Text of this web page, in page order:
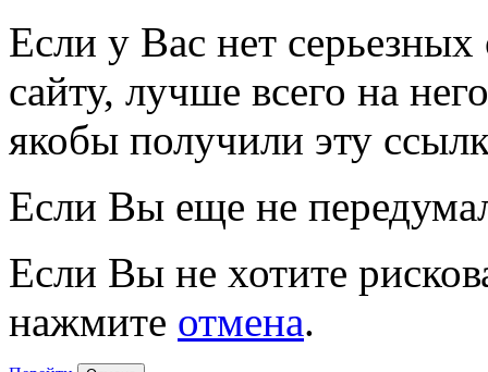
Если у Вас нет
сайту, лучше всего на
якобы получили эту
Если Вы еще не
Если Вы не хотите
нажмите отмена.